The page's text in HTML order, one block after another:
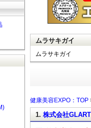
ムラサキガイ
ムラサキガイ
健康美容EXPO：TOP
1. 株式会社